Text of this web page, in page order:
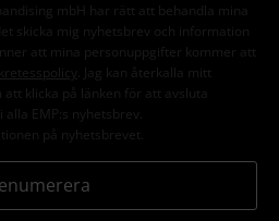
mbH har rätt att behandla mina
skicka mig nyhetsbrev och information
att mina personuppgifter kommer att
. Jag kan återkalla mitt
klicka på länken för att avsluta
EMP:s nyhetsbrev.
på nyhetsbrevet.